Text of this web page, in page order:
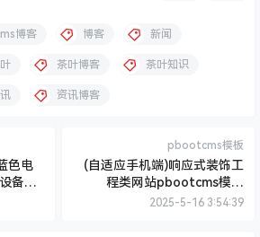
博客 博客 新闻
茶叶博客 茶叶知识
资讯博客
色电
备类
公司
pbootcms模板
(自适应手机端)响应式装饰工
程类网站pbootcms模板
html5装饰装潢公司网站源码
2025-5-16 3:54:39